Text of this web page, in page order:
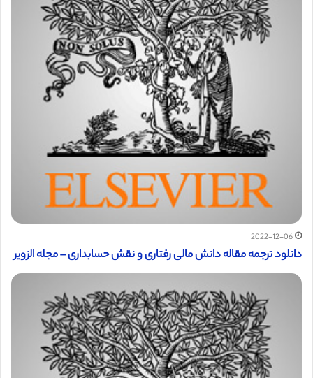
2022-12-06
دانلود ترجمه مقاله دانش مالی رفتاری و نقش حسابداری – مجله الزویر